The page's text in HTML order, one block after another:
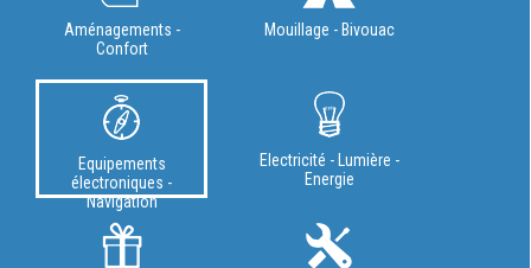
Aménagements -
Confort
Mouillage - Bivouac
Equipements
électroniques -
Navigation
Electricité - Lumière -
Energie